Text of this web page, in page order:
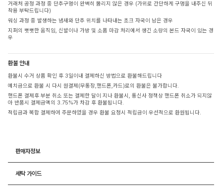
거래처 공정 과정 중 단추구멍이 완벽히 뚫리지 않은 경우 (가위로 간단하게 구멍을 내주신 뒤
착용 부탁드립니다)
워싱 과정 중 발생하는 냄새와 단추 위치를 나타내는 초크 자국이 남은 경우
지퍼의 뻣뻣한 움직임, 신발이나 가방 및 소품 마감 처리에서 생긴 소량의 본드 자국이 있는 경
우
환불 안내
환불시 수거 상품 확인 후 3일이내 결제하신 방법으로 환불해드립니다
예치금으로 환불 시 다시 원결제(무통장,핸드폰,카드)로의 환불은 불가합니다.
핸드폰 결제후 부분 취소 또는 결제한 달이 지나 환불시, 통신사 정책상 핸드폰 취소가 되지않
아 반품시 결제금액의 3.75%가 차감 후 환불됩니다.
적립금과 복합 결제하여 주문하였을 경우 환불 요청시 적립금이 우선적으로 환원됩니다.
판매자정보
세탁 가이드